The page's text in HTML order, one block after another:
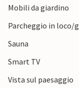
mare. Oppure
ciclabili dei dintorni.
aspettano per una
Mobili da giardino
Parcheggio in loco/
Sauna
Smart TV
Vista sul paesaggio